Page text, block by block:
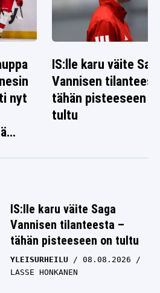
nyt
IS:lle karu väite
Vannisen
tähän pisteeseen
tultu
IS:lle karu väite Saga
Vannisen tilanteesta –
tähän pisteeseen on tultu
YLEISURHEILU
08.08.2026
LASSE HONKANEN